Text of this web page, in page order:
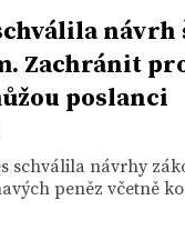
Zachránit
poslanci
schválila návrhy
peněz včetně